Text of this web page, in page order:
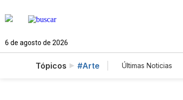
6 de agosto de 2026
Tópicos #Arte Últimas Noticias